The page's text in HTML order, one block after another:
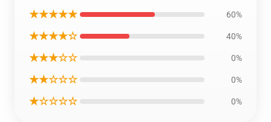
★★★★★ 60%
★★★★☆ 40%
★★★☆☆ 0%
★★☆☆☆ 0%
★☆☆☆☆ 0%